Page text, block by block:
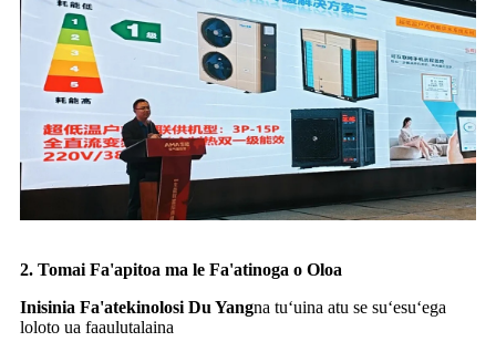
2. Tomai Fa'apitoa ma le Fa'atinoga o Oloa
Inisinia Fa'atekinolosi Du Yangna tuʻuina atu se suʻesuʻega
loloto ua faaulutalaina